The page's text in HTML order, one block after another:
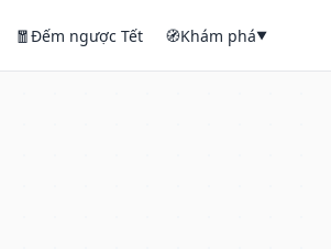
🧧Đếm ngược Tết 🧭Khám phá▼